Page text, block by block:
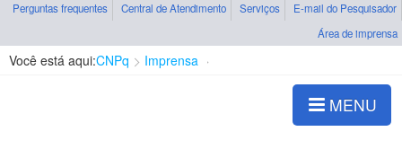
Perguntas frequentes Central de Atendimento Serviços
E-mail do Pesquisador
Área de imprensa
Você está aqui:CNPq Imprensa
MENU